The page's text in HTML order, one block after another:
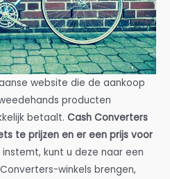
website die de aankoop
producten
betaalt. Cash Converters
te prijzen en er een prijs voor
instemt, kunt u deze naar een
winkels brengen,